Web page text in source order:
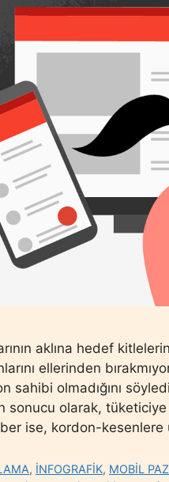
aklına hedef
ellerinden
sahibi olmadığını
sonucu olarak,
ise, kordon-kesenlere
, İNFOGRAFİK, MOBİL